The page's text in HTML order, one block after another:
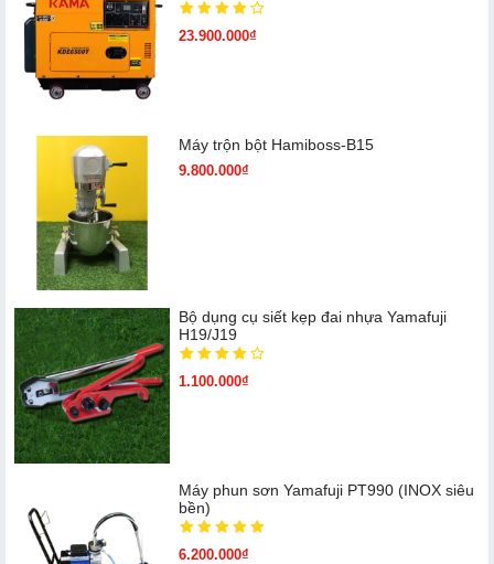
23.900.000₫
Máy trộn bột Hamiboss-B15
9.800.000₫
Bộ dụng cụ siết kẹp đai nhựa Yamafuji
H19/J19
1.100.000₫
Máy phun sơn Yamafuji PT990 (INOX siêu
bền)
6.200.000₫